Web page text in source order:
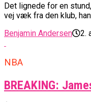
Det lignede for en
vej væk fra den klub,
Benjamin Andersen
2.
NBA
BREAKING: